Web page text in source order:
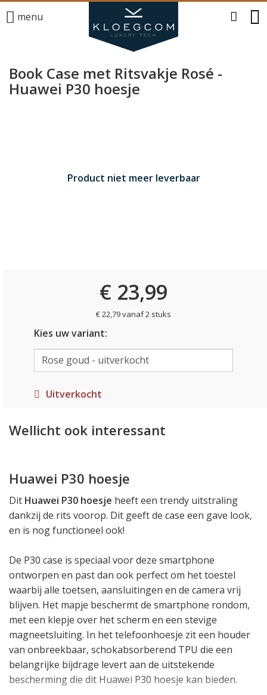
menu
Book Case met Ritsvakje Rosé -
Huawei P30 hoesje
Product niet meer leverbaar
€ 23,99
€ 22,79 vanaf 2 stuks
Kies uw variant:
Uitverkocht
Wellicht ook interessant
Huawei P30 hoesje
Dit Huawei P30 hoesje heeft een trendy uitstraling
dankzij de rits voorop. Dit geeft de case een gave look,
en is nog functioneel ook!
De P30 case is speciaal voor deze smartphone
ontworpen en past dan ook perfect om het toestel
waarbij alle toetsen, aansluitingen en de camera vrij
blijven. Het mapje beschermt de smartphone rondom,
met een klepje over het scherm en een stevige
magneetsluiting. In het telefoonhoesje zit een houder
van onbreekbaar, schokabsorberend TPU die een
belangrijke bijdrage levert aan de uitstekende
bescherming die dit Huawei P30 hoesje kan bieden.